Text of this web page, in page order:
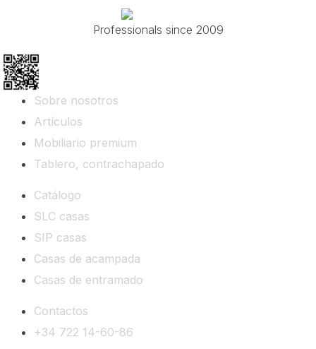
Professionals since 2009
Sobre nosotros
Artículos
Mobiliario premium
Tablero, contrachapado
Catálogo
SLC casas
SIP casas
Casas de acampada
Casas de entramado
Contactos
+34 722 14-60-86